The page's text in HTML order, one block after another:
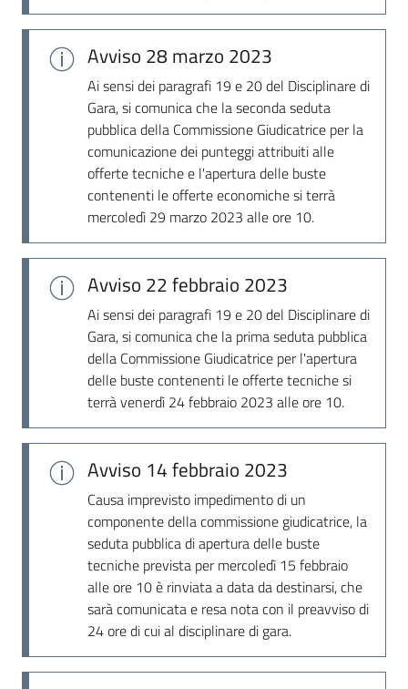
Avviso 28 marzo 2023
Ai sensi dei paragrafi 19 e 20 del Disciplinare di
Gara, si comunica che la seconda seduta
pubblica della Commissione Giudicatrice per la
comunicazione dei punteggi attribuiti alle
offerte tecniche e l'apertura delle buste
contenenti le offerte economiche si terrà
mercoledì 29 marzo 2023 alle ore 10.
Avviso 22 febbraio 2023
Ai sensi dei paragrafi 19 e 20 del Disciplinare di
Gara, si comunica che la prima seduta pubblica
della Commissione Giudicatrice per l'apertura
delle buste contenenti le offerte tecniche si
terrà venerdì 24 febbraio 2023 alle ore 10.
Avviso 14 febbraio 2023
Causa imprevisto impedimento di un
componente della commissione giudicatrice, la
seduta pubblica di apertura delle buste
tecniche prevista per mercoledì 15 febbraio
alle ore 10 è rinviata a data da destinarsi, che
sarà comunicata e resa nota con il preavviso di
24 ore di cui al disciplinare di gara.